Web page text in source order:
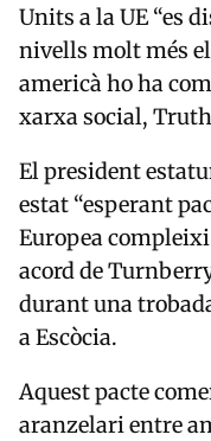
Units a la UE “es
nivells molt més
americà ho ha
xarxa social,
El president
estat “esperant
Europea
acord de
durant una
a Escòcia.
Aquest pacte
aranzelari entre